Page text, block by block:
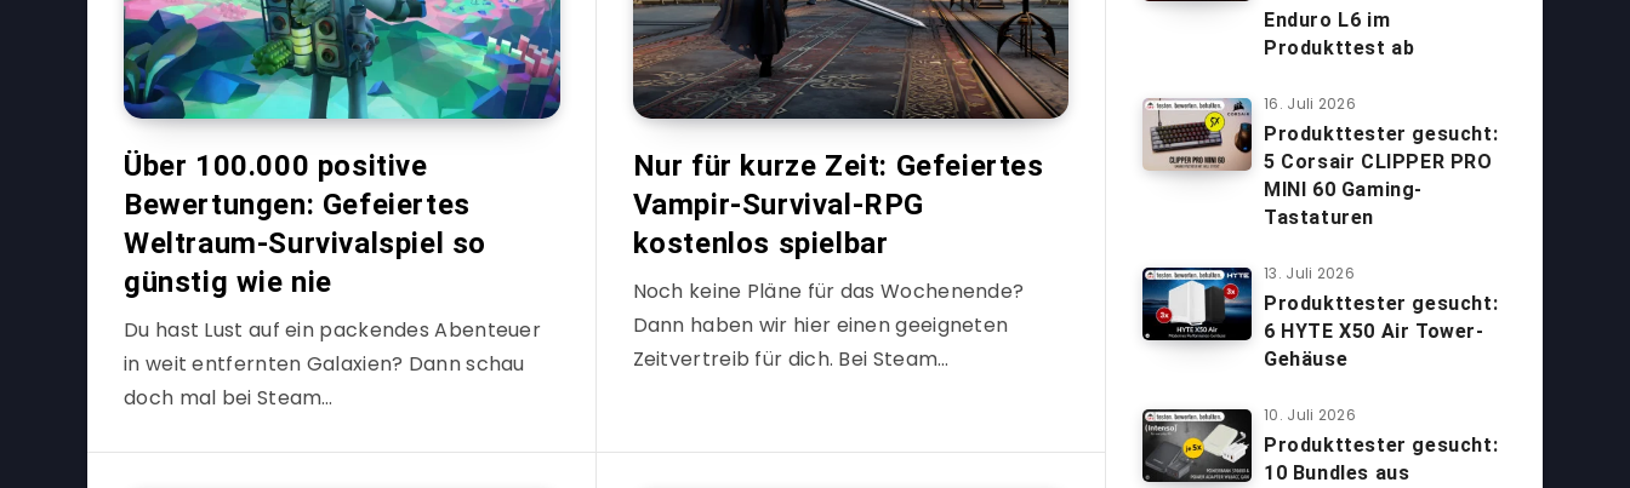
Über 100.000 positive
Bewertungen: Gefeiertes
Weltraum-Survivalspiel so
günstig wie nie
Du hast Lust auf ein packendes Abenteuer
in weit entfernten Galaxien? Dann schau
doch mal bei Steam…
Nur für kurze Zeit: Gefeiertes
Vampir-Survival-RPG
kostenlos spielbar
Noch keine Pläne für das Wochenende?
Dann haben wir hier einen geeigneten
Zeitvertreib für dich. Bei Steam…
Enduro L6 im
Produkttest ab
16. Juli 2026
Produkttester gesucht:
5 Corsair CLIPPER PRO
MINI 60 Gaming-
Tastaturen
13. Juli 2026
Produkttester gesucht:
6 HYTE X50 Air Tower-
Gehäuse
10. Juli 2026
Produkttester gesucht:
10 Bundles aus